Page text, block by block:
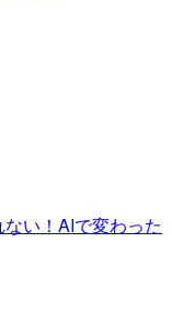
い！AIで変わった